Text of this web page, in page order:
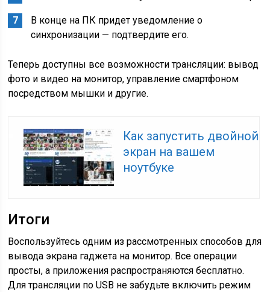
В конце на ПК придет уведомление о
синхронизации — подтвердите его.
Теперь доступны все возможности трансляции: вывод
фото и видео на монитор, управление смартфоном
посредством мышки и другие.
Как запустить двойной
экран на вашем
ноутбуке
Итоги
Воспользуйтесь одним из рассмотренных способов для
вывода экрана гаджета на монитор. Все операции
просты, а приложения распространяются бесплатно.
Для трансляции по USB не забудьте включить режим